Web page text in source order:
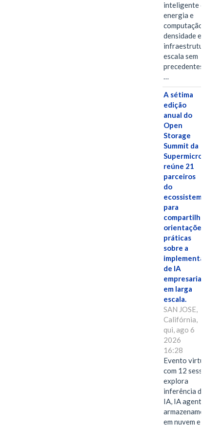
inteligente de
energia e
computação de
densidade em
infraestrutura
escala sem
…
A sétima
edição
anual do
Open
Storage
Summit da
Supermicro
reúne 21
parceiros
do
ecossistema
para
compartilhar
orientações
práticas
sobre a
implementação
de IA
empresarial
em larga
escala.
SAN JOSE,
Califórnia,
qui, ago 6
2026
16:28
Evento virtual
com 12 sessões
explora
inferência de
IA, IA agentiva,
armazenamento
em nuvem e